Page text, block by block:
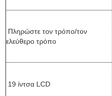
Πληρώστε τον τρόπο/τον
ελεύθερο τρόπο
19 ίντσα LCD